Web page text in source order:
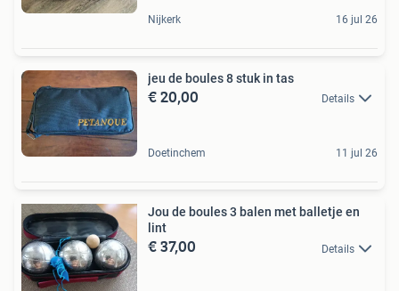
Nijkerk 16 jul 26
jeu de boules 8 stuk in tas
€ 20,00 Details
Doetinchem 11 jul 26
Jou de boules 3 balen met balletje en
lint
€ 37,00 Details